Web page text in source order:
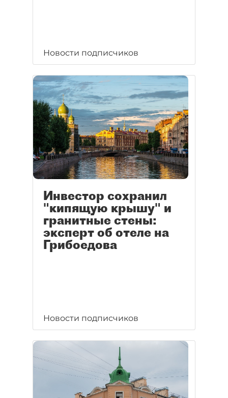
Новости подписчиков
Инвестор сохранил
"кипящую крышу" и
гранитные стены:
эксперт об отеле на
Грибоедова
Новости подписчиков